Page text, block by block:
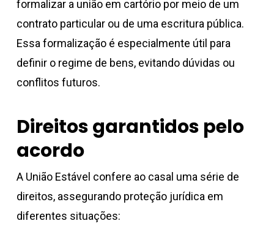
formalizar a união em cartório por meio de um
contrato particular ou de uma escritura pública.
Essa formalização é especialmente útil para
definir o regime de bens, evitando dúvidas ou
conflitos futuros.
Direitos garantidos pelo
acordo
A União Estável confere ao casal uma série de
direitos, assegurando proteção jurídica em
diferentes situações: